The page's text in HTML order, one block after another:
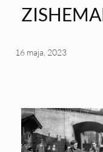
16 maja, 2023